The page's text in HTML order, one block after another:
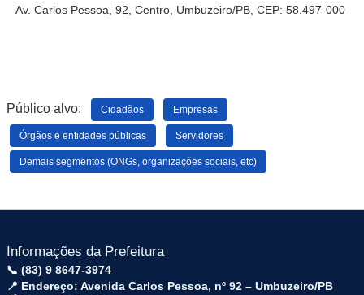
Av. Carlos Pessoa 92 Centro Umbuzeiro/PB CEP: 58.497-000
Público alvo: Cidadãos Empresas
Órgãos e entidades públicas Servidores
Demais segmentos (ONGs, organizações sociais, etc)
Informações da Prefeitura
📞 (83) 9 8647-3974
📍 Endereço: Avenida Carlos Pessoa, nº 92 – Umbuzeiro/PB